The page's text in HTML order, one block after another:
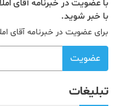
با عضویت در خبرنامه آقای
با خبر شوید.
برای عضویت در خبرنامه آقای
عضویت
تبلیغات